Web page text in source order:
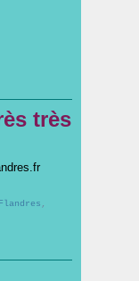
très
,